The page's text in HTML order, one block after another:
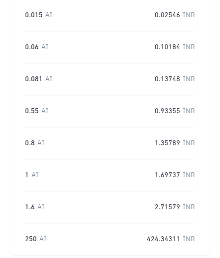
0.015 AI 0.02546 INR
0.06 AI 0.10184 INR
0.081 AI 0.13748 INR
0.55 AI 0.93355 INR
0.8 AI 1.35789 INR
1 AI 1.69737 INR
1.6 AI 2.71579 INR
250 AI 424.34311 INR